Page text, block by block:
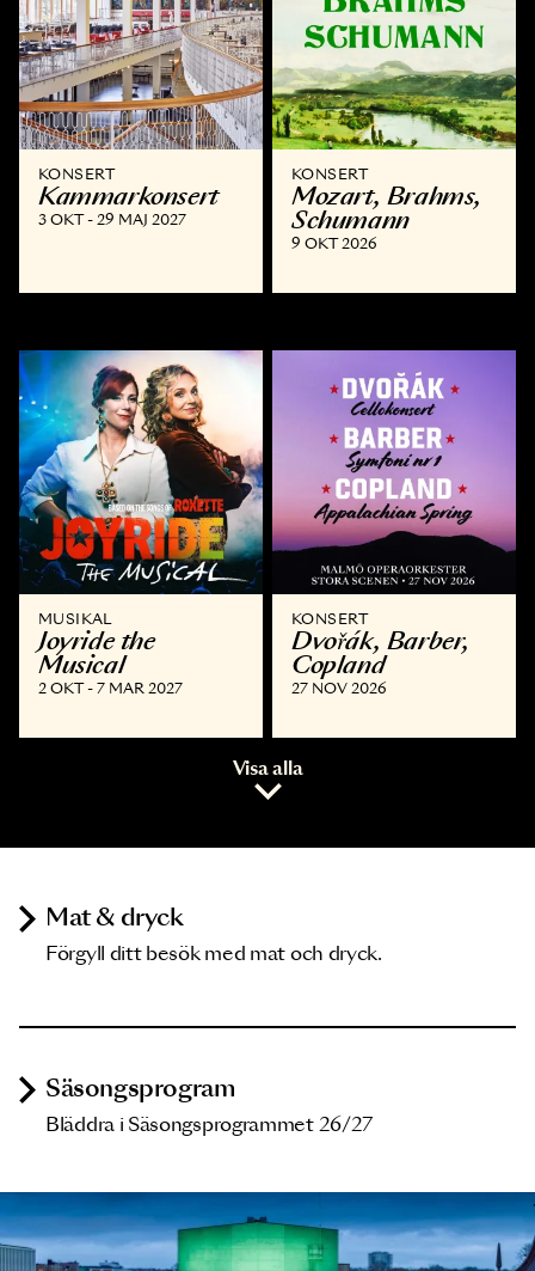
KONSERT
Kammar­konsert
3 OKT - 29 MAJ 2027
KONSERT
Mozart, Brahms,
Schumann
9 OKT 2026
MUSIKAL
Joyride the
Musical
2 OKT - 7 MAR 2027
KONSERT
Dvořák, Barber,
Copland
27 NOV 2026
Visa alla
Mat & dryck
Förgyll ditt besök med mat och dryck.
Säsongsprogram
Bläddra i Säsongsprogrammet 26/27